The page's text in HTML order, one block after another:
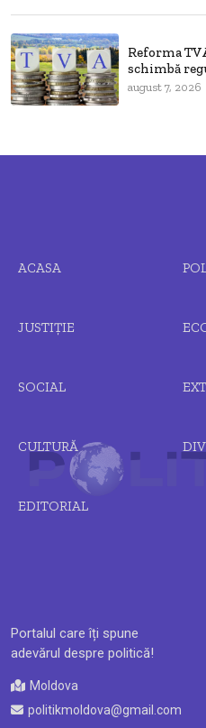
Reforma
schimbă
august 7, 2026
Portalul care îți spune
adevărul despre politică!
Moldova
politikmoldova@gmail.com
ACASA
JUSTIȚIE
SOCIAL
CULTURĂ
EDITORIAL